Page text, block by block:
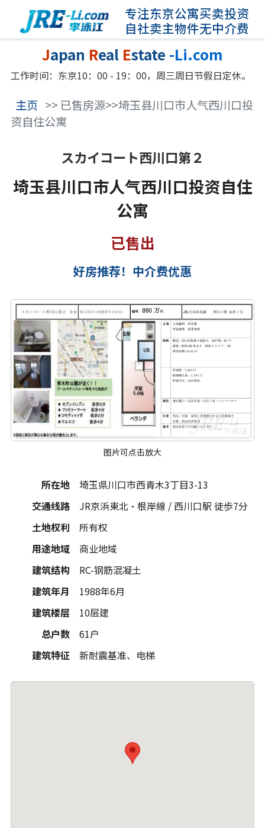
专注东京公寓买卖投资
自社卖主物件无中介费
Japan Real Estate -Li.com
工作时间：东京10：00 - 19：00，周三周日节假日定休。
主页 >> 已售房源>>埼玉县川口市人气西川口投
资自住公寓
スカイコート西川口第２
埼玉县川口市人气西川口投资自住
公寓
已售出
好房推荐！中介费优惠
图片可点击放大
所在地
埼玉県川口市西青木3丁目3-13
交通线路
JR京浜東北・根岸線 / 西川口駅 徒歩7分
土地权利
所有权
用途地域
商业地域
建筑结构
RC-钢筋混凝土
建筑年月
1988年6月
建筑楼层
10层建
总户数
61户
建筑特征
新耐震基准、电梯